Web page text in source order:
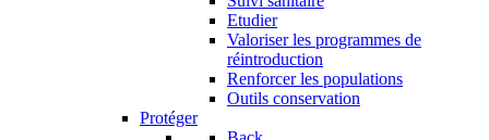
Etudier
Valoriser les programmes de
réintroduction
Renforcer les populations
Outils conservation
Protéger